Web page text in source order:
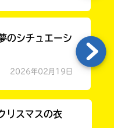
のシチュエーシ
2026年02月19日
リスマスの衣